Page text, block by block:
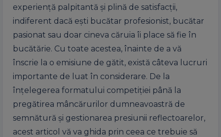
experiență palpitantă și plină de satisfacții,
indiferent dacă ești bucătar profesionist, bucătar
pasionat sau doar cineva căruia îi place să fie în
bucătărie. Cu toate acestea, înainte de a vă
înscrie la o emisiune de gătit, există câteva lucruri
importante de luat în considerare. De la
înțelegerea formatului competiției până la
pregătirea mâncărurilor dumneavoastră de
semnătură și gestionarea presiunii reflectoarelor,
acest articol vă va ghida prin ceea ce trebuie să